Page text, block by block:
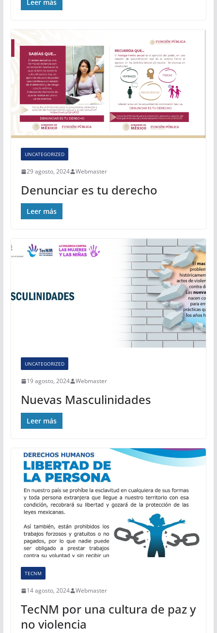
Leer más
UNCATEGORIZED
29 agosto, 2024 Webmaster
Denunciar es tu derecho
Leer más
UNCATEGORIZED
19 agosto, 2024 Webmaster
Nuevas Masculinidades
Leer más
TECNM
14 agosto, 2024 Webmaster
TecNM por una cultura de paz y
no violencia